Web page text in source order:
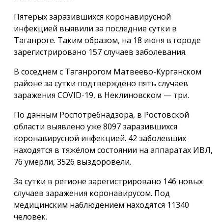
Пятерых заразившихся коронавирусной
инфекцией выявили за последние сутки в
Таганроге. Таким образом, на 18 июня в городе
зарегистрировано 157 случаев заболевания.
В соседнем с Таганрогом Матвеево-Курганском
районе за сутки подтверждено пять случаев
заражения COVID-19, в Неклиновском — три.
По данным Роспотребнадзора, в Ростовской
области выявлено уже 8097 заразившихся
коронавирусной инфекцией. 42 заболевших
находятся в тяжёлом состоянии на аппаратах ИВЛ,
76 умерли, 3526 выздоровели.
За сутки в регионе зарегистрировано 146 новых
случаев заражения коронавирусом. Под
медицинским наблюдением находятся 11340
человек.